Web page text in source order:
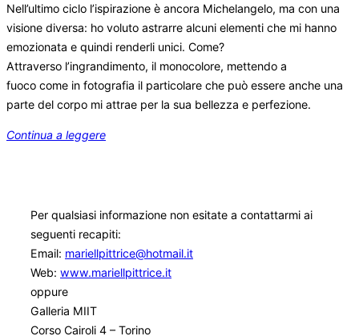
Nell’ultimo ciclo l’ispirazione è ancora Michelangelo, ma con una
visione diversa: ho voluto astrarre alcuni elementi che mi hanno
emozionata e quindi renderli unici. Come?
Attraverso l’ingrandimento, il monocolore, mettendo a
fuoco come in fotografia il particolare che può essere anche una
parte del corpo mi attrae per la sua bellezza e perfezione.
Continua a leggere
Per qualsiasi informazione non esitate a contattarmi ai
seguenti recapiti:
Email: mariellpittrice@hotmail.it
Web: www.mariellpittrice.it
oppure
Galleria MIIT
Corso Cairoli 4 – Torino